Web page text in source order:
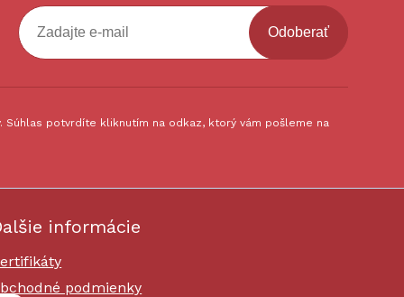
Odoberať
potvrdíte kliknutím na odkaz, ktorý vám pošleme na
informácie
podmienky